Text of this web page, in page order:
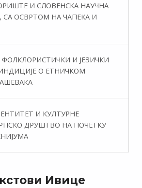
И СЛОВЕНСКА НАУЧНА
СА ОСВРТОМ НА ЧАПЕКА И
И ЈЕЗИЧКИ
О ЕТНИЧКОМ
И КУЛТУРНЕ
ДРУШТВО НА ПОЧЕТКУ
Ивице